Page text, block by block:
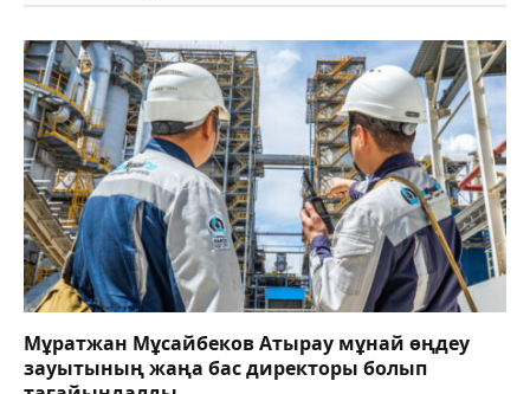
Мұратжан Мұсайбеков Атырау мұнай өңдеу
зауытының жаңа бас директоры болып